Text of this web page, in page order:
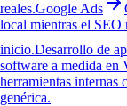
reales.Google Ads
local mientras el SEO
inicio.Desarrollo de
software a medida en
herramientas internas
genérica.